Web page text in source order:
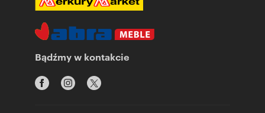
Bądźmy w kontakcie